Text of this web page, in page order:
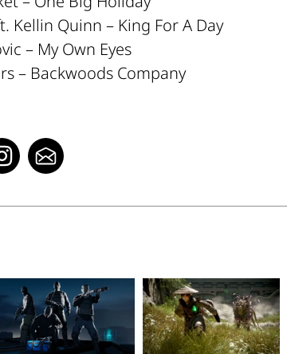
Kellin Quinn – King For A Day
– My Own Eyes
– Backwoods Company